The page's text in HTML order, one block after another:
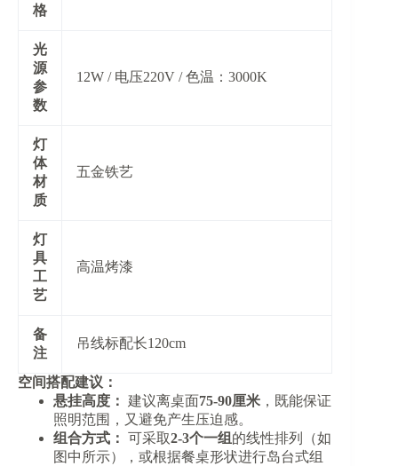
格​
​光
源
参
数​
12W / 电压220V / 色温：3000K
​灯
体
材
质​
五金铁艺
​灯
具
工
艺​
高温烤漆
​备
注​
吊线标配长120cm
空间搭配建议：​
​悬挂高度：​ ​ 建议离桌面​​75-90厘米​ ​，既能保证
照明范围，又避免产生压迫感。
​组合方式：​ ​ 可采取​​2-3个一组​ ​的线性排列（如
图中所示），或根据餐桌形状进行岛台式组